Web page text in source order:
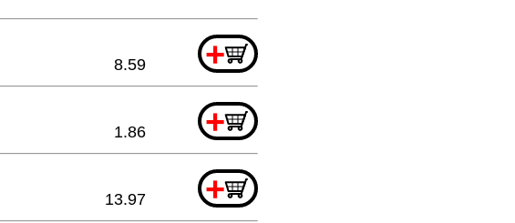
+
8.59
+
1.86
+
13.97